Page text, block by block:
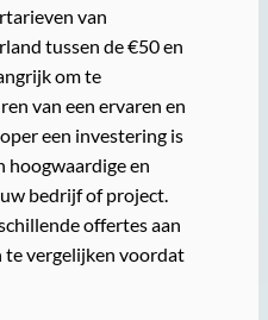
van
tussen de €50 en
om te
van een ervaren en
een investering is
hoogwaardige en
bedrijf of project.
offertes aan
te vergelijken voordat